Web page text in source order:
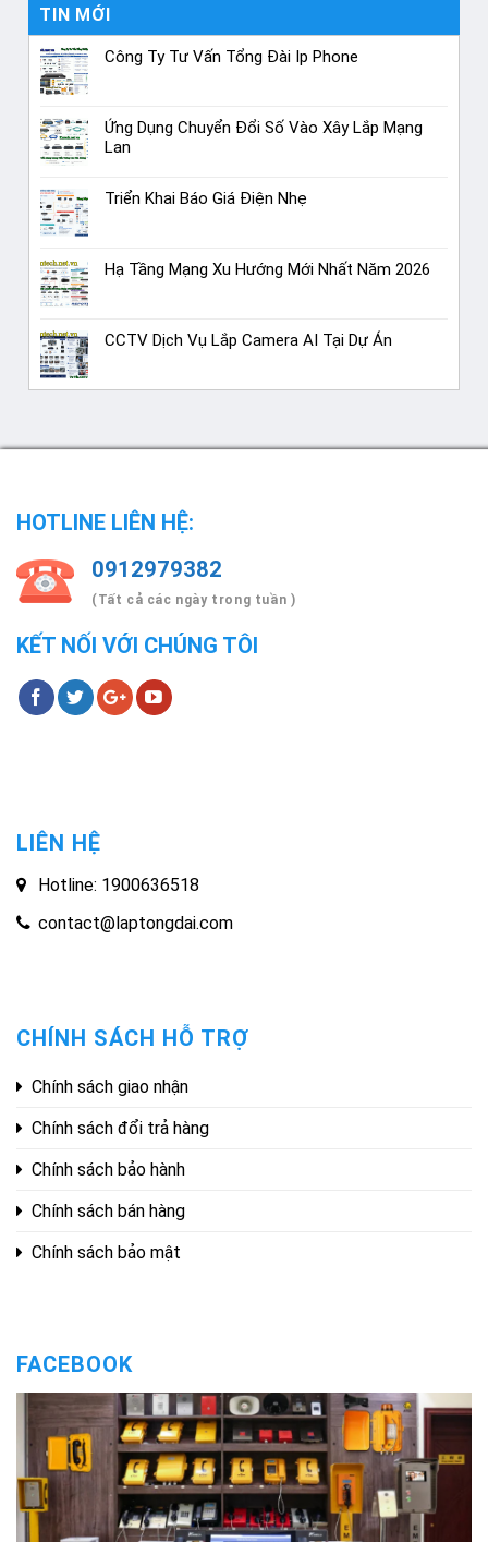
TIN MỚI
Công Ty Tư Vấn Tổng Đài Ip Phone
Ứng Dụng Chuyển Đổi Số Vào Xây Lắp Mạng
Lan
Triển Khai Báo Giá Điện Nhẹ
Hạ Tầng Mạng Xu Hướng Mới Nhất Năm 2026
CCTV Dịch Vụ Lắp Camera AI Tại Dự Án
HOTLINE LIÊN HỆ:
0912979382
(Tất cả các ngày trong tuần )
KẾT NỐI VỚI CHÚNG TÔI
LIÊN HỆ
Hotline: 1900636518
contact@laptongdai.com
CHÍNH SÁCH HỖ TRỢ
Chính sách giao nhận
Chính sách đổi trả hàng
Chính sách bảo hành
Chính sách bán hàng
Chính sách bảo mật
FACEBOOK